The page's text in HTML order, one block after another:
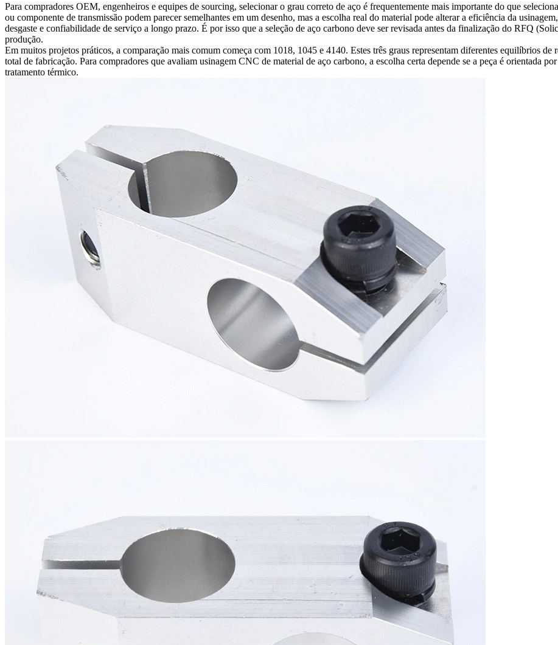
Para compradores OEM, engenheiros e equipes de sourcing, selecionar o grau correto de aço é frequentemente mais importante do que
ou componente de transmissão podem parecer semelhantes em um desenho, mas a escolha real do material pode alterar a eficiência da
desgaste e confiabilidade de serviço a longo prazo. É por isso que a seleção de aço carbono deve ser revisada antes da finalização do RFQ
produção.
Em muitos projetos práticos, a comparação mais comum começa com 1018, 1045 e 4140. Estes três graus representam diferentes equilíbrios
total de fabricação. Para compradores que avaliam usinagem CNC de material de aço carbono, a escolha certa depende se a peça é orientada
tratamento térmico.